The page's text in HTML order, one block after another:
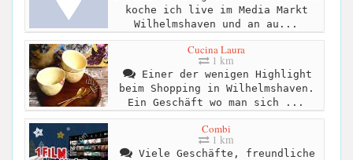
koche ich live im Media Markt
Wilhelmshaven und an au...
Cucina Laura
1 km
Einer der wenigen Highlight
beim Shopping in Wilhelmshaven.
Ein Geschäft wo man sich ...
Combi
1 km
Viele Geschäfte, freundliche